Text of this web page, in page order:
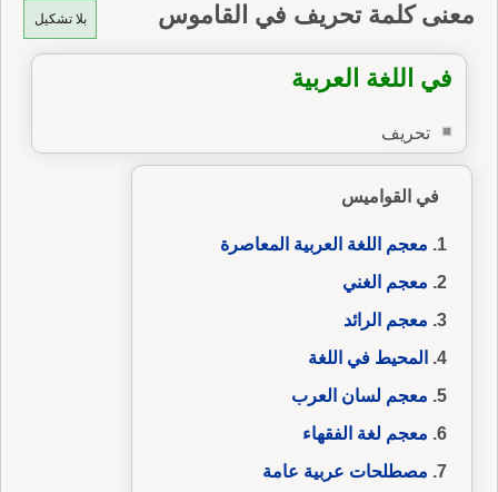
بلا تشكيل معنى كلمة تحريف في القاموس
في اللغة العربية
تحريف
في القواميس
معجم اللغة العربية المعاصرة
معجم الغني
معجم الرائد
المحيط في اللغة
معجم لسان العرب
معجم لغة الفقهاء
مصطلحات عربية عامة